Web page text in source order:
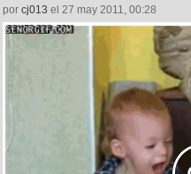
por cj013 el 27 may 2011, 00:28